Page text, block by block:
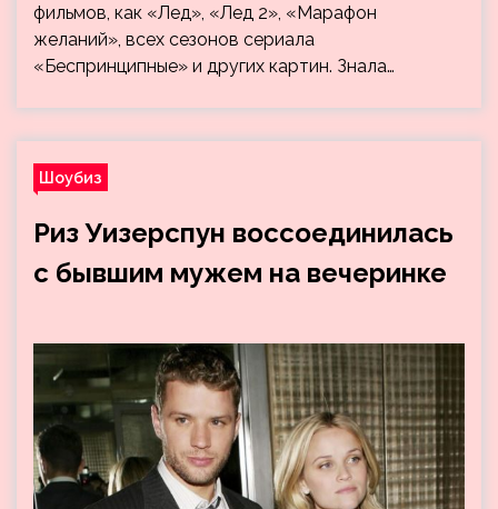
фильмов, как «Лед», «Лед 2», «Марафон
желаний», всех сезонов сериала
«Беспринципные» и других картин. Знала…
Шоубиз
Риз Уизерспун воссоединилась
с бывшим мужем на вечеринке